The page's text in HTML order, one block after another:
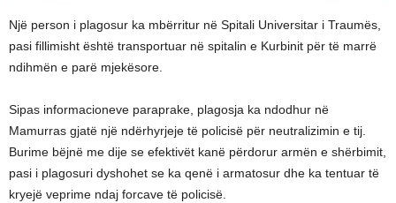
Një person i plagosur ka mbërritur në Spitali Universitar i Traumës,
pasi fillimisht është transportuar në spitalin e Kurbinit për të marrë
ndihmën e parë mjekësore.
Sipas informacioneve paraprake, plagosja ka ndodhur në
Mamurras gjatë një ndërhyrjeje të policisë për neutralizimin e tij.
Burime bëjnë me dije se efektivët kanë përdorur armën e shërbimit,
pasi i plagosuri dyshohet se ka qenë i armatosur dhe ka tentuar të
kryejë veprime ndaj forcave të policisë.